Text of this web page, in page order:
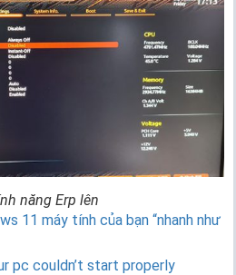
năng Erp lên
11 máy tính của bạn “nhanh như
pc couldn’t start properly